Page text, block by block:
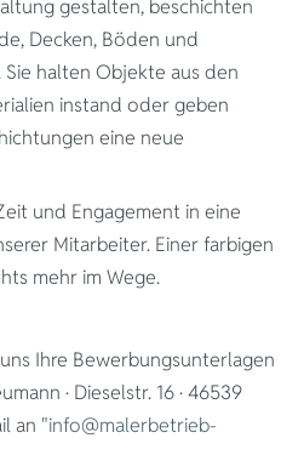
gestalten, beschichten
Decken, Böden und
Sie halten Objekte aus den
instand oder geben
eine neue
und Engagement in eine
Mitarbeiter. Einer farbigen
mehr im Wege.
Ihre Bewerbungsunterlagen
· Dieselstr. 16 · 46539
an "info@malerbetrieb-